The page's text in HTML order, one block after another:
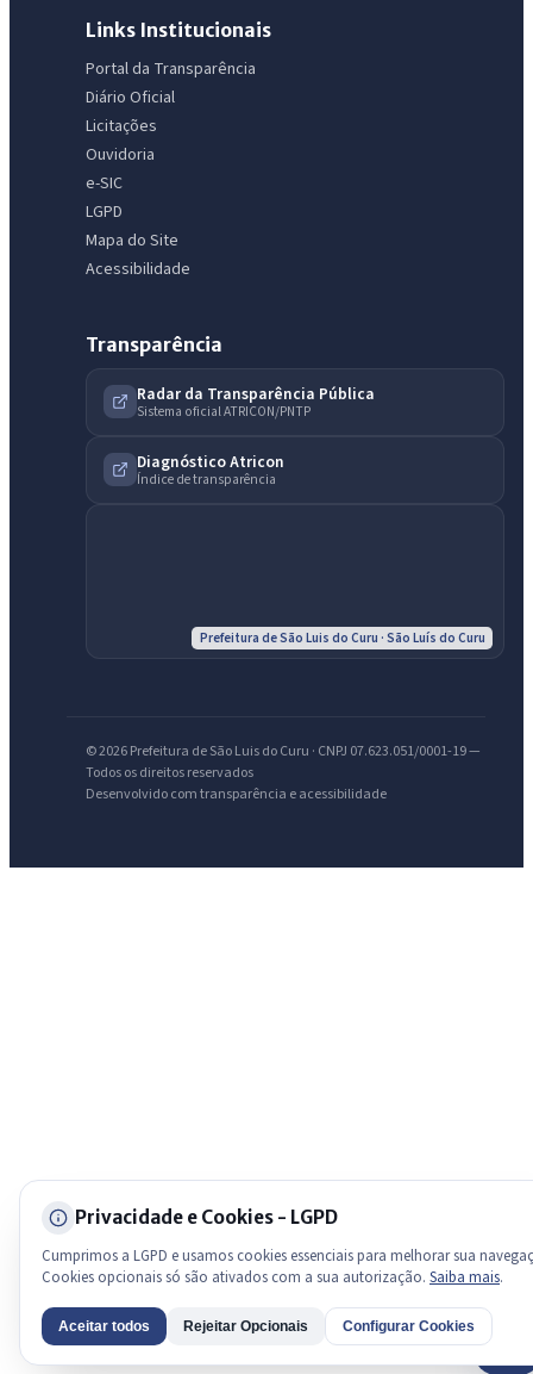
Links Institucionais
Portal da Transparência
Diário Oficial
Licitações
Ouvidoria
e-SIC
LGPD
Mapa do Site
Acessibilidade
Transparência
Radar da Transparência Pública
Sistema oficial ATRICON/PNTP
Diagnóstico Atricon
Índice de transparência
Prefeitura de São Luis do Curu · São Luís do Curu
© 2026 Prefeitura de São Luis do Curu · CNPJ 07.623.051/0001-19 —
Todos os direitos reservados
Desenvolvido com transparência e acessibilidade
Privacidade e Cookies - LGPD
Cumprimos a LGPD e usamos cookies essenciais para melhorar sua
Cookies opcionais só são ativados com a sua autorização. Saiba mais.
Aceitar todos Rejeitar Opcionais Configurar Cookies
Olá. Pergunte sobre serviços, notícias, legislação, Diário Oficial,